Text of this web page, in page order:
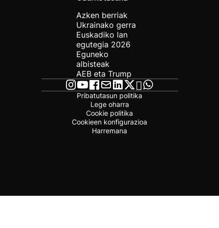
Azken berriak
Ukrainako gerra
Euskadiko lan
egutegia 2026
Eguneko
albisteak
AEB eta Trump
Pribatutasun politika
Lege oharra
Cookie politika
Cookieen konfigurazioa
Harremana